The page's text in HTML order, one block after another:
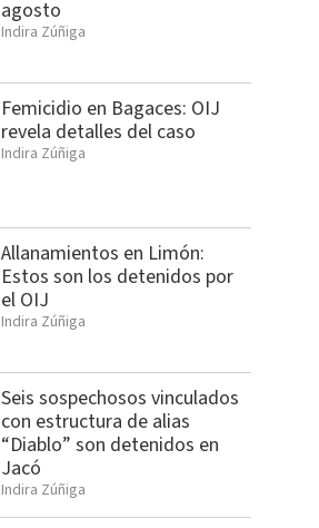
agosto
Indira Zúñiga
Femicidio en Bagaces: OIJ
revela detalles del caso
Indira Zúñiga
Allanamientos en Limón:
Estos son los detenidos por
el OIJ
Indira Zúñiga
Seis sospechosos vinculados
con estructura de alias
“Diablo” son detenidos en
Jacó
Indira Zúñiga